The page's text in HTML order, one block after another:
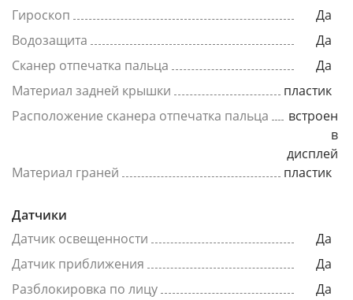
Гироскоп
Да
Водозащита
Да
Сканер отпечатка пальца
Да
Материал задней крышки
пластик
Расположение сканера отпечатка пальца
встроен
в
дисплей
Материал граней
пластик
Датчики
Датчик освещенности
Да
Датчик приближения
Да
Разблокировка по лицу
Да